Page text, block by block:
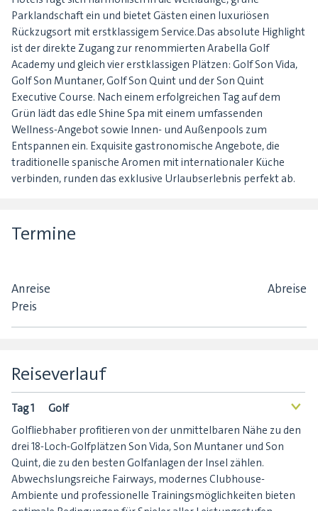
Parklandschaft ein und bietet Gästen einen luxuriösen
Rückzugsort mit erstklassigem Service.Das absolute Highlight
ist der direkte Zugang zur renommierten Arabella Golf
Academy und gleich vier erstklassigen Plätzen: Golf Son Vida,
Golf Son Muntaner, Golf Son Quint und der Son Quint
Executive Course. Nach einem erfolgreichen Tag auf dem
Grün lädt das edle Shine Spa mit einem umfassenden
Wellness-Angebot sowie Innen- und Außenpools zum
Entspannen ein. Exquisite gastronomische Angebote, die
traditionelle spanische Aromen mit internationaler Küche
verbinden, runden das exklusive Urlaubserlebnis perfekt ab.
Termine
Anreise
Abreise
Preis
Reiseverlauf
Tag 1 Golf <
Golfliebhaber profitieren von der unmittelbaren Nähe zu den
drei 18-Loch-Golfplätzen Son Vida, Son Muntaner und Son
Quint, die zu den besten Golfanlagen der Insel zählen.
Abwechslungsreiche Fairways, modernes Clubhouse-
Ambiente und professionelle Trainingsmöglichkeiten bieten